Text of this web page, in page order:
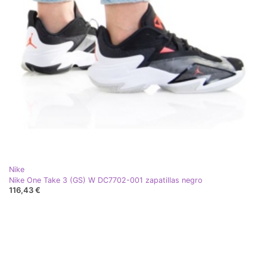
Nike
Nike One Take 3 (GS) W DC7702-001 zapatillas negro
116,43 €